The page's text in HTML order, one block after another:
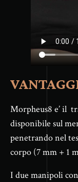
Morpheus8 e’ il
disponibile sul
penetrando nel
corpo (7 mm + 1
I due manipoli